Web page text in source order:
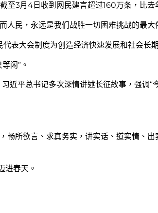
至3月4日收到网民建言超过160万条，比
人民，永远是我们战胜一切困难挑战的最大
表大会制度为创造经济快速发展和社会长
闲”。
近平总书记多次深情讲述长征故事，强调
畅所欲言、求真务实，讲实话、道实情、
进春天。